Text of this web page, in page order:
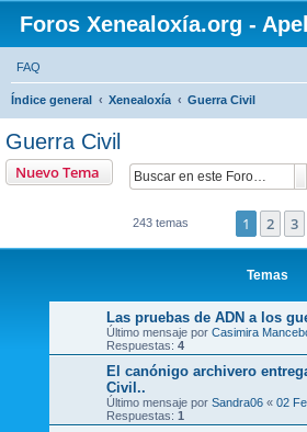
Foros Xenealoxía.org -
FAQ
Índice general Xenealoxía Guerra Civil
Guerra Civil
Nuevo Tema
243 temas 1 2 3
Temas
Las pruebas de ADN a los
Último mensaje por Casimira
Respuestas: 4
El canónigo archivero
Civil..
Último mensaje por Sandra06 « 02
Respuestas: 1